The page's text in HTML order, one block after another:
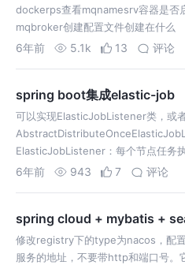
dockerps查看mqnamesrv容器是否
mqbroker创建配置文件创建在什么
6年前 5.1k 13 评论
spring boot集成elastic-job
可以实现ElasticJobListener类，或
ElasticJobListener：每个节点任务
ElasticJobListener实现的方法。
6年前 943 7 评论
spring cloud + mybatis +
修改registry下的type为nacos，配
服务的地址，不要带http和端口号。